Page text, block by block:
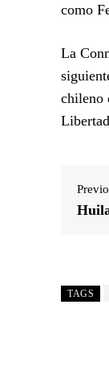
como
La
chileno
TAGS